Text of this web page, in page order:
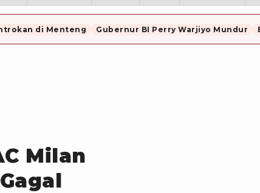
di Menteng Gubernur BI Perry Warjiyo Mundur
Milan